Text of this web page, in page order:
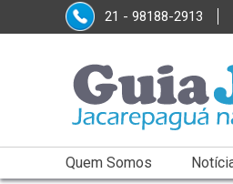
21 - 98188-2913
Quem Somos